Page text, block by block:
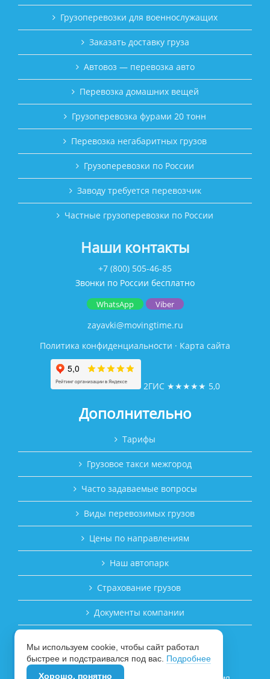
Грузоперевозки для военнослужащих
Заказать доставку груза
Автовоз — перевозка авто
Перевозка домашних вещей
Грузоперевозка фурами 20 тонн
Перевозка негабаритных грузов
Грузоперевозки по России
Заводу требуется перевозчик
Частные грузоперевозки по России
Наши контакты
+7 (800) 505-46-85
Звонки по России бесплатно
WhatsApp Viber
zayavki@movingtime.ru
Политика конфиденциальности · Карта сайта
2ГИС ★★★★★ 5,0
Дополнительно
Тарифы
Грузовое такси межгород
Часто задаваемые вопросы
Виды перевозимых грузов
Цены по направлениям
Наш автопарк
Страхование грузов
Документы компании
ЗАКАЗАТЬ ПЕРЕВОЗКУ ГРУЗА
Мы используем cookie, чтобы сайт работал
быстрее и подстраивался под вас. Подробнее
Хорошо, понятно